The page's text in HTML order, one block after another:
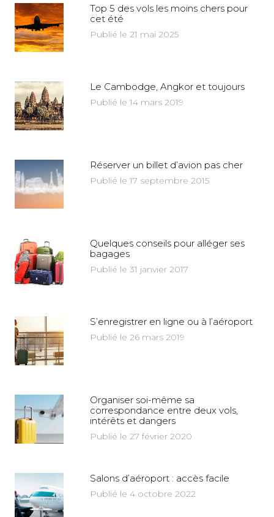
Top 5 des vols les moins chers pour
cet été
Publié le 21 mai 2025
Le Cambodge, Angkor et toujours
Publié le 14 mars 2019
Réserver un billet d’avion pas cher
Publié le 17 septembre 2015
Quelques conseils pour alléger ses
bagages
Publié le 31 janvier 2017
S’enregistrer en ligne ou à l’aéroport
Publié le 26 mars 2019
Organiser soi-même sa
correspondance entre deux vols,
intérêts et dangers
Publié le 27 février 2020
Salons d’aéroport : accès facile
Publié le 4 octobre 2022